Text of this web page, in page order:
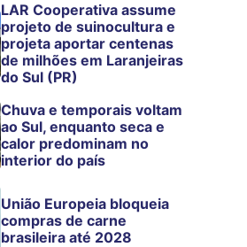
LAR Cooperativa assume
projeto de suinocultura e
projeta aportar centenas
de milhões em Laranjeiras
do Sul (PR)
Chuva e temporais voltam
ao Sul, enquanto seca e
calor predominam no
interior do país
União Europeia bloqueia
compras de carne
brasileira até 2028